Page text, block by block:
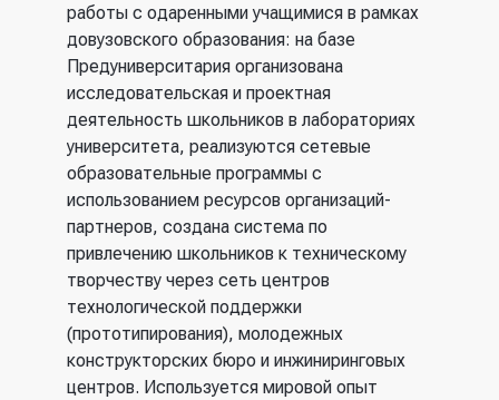
работы с одаренными учащимися в рамках
довузовского образования: на базе
Предуниверситария организована
исследовательская и проектная
деятельность школьников в лабораториях
университета, реализуются сетевые
образовательные программы с
использованием ресурсов организаций-
партнеров, создана система по
привлечению школьников к техническому
творчеству через сеть центров
технологической поддержки
(прототипирования), молодежных
конструкторских бюро и инжиниринговых
центров. Используется мировой опыт